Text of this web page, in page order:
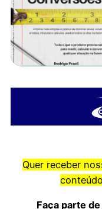
Quer receber
Faça parte